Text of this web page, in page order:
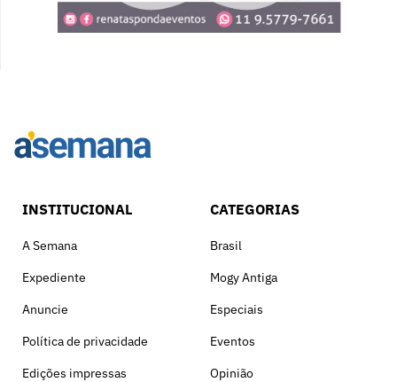
INSTITUCIONAL
A Semana
Expediente
Anuncie
Política de privacidade
Edições impressas
CATEGORIAS
Brasil
Mogy Antiga
Especiais
Eventos
Opinião